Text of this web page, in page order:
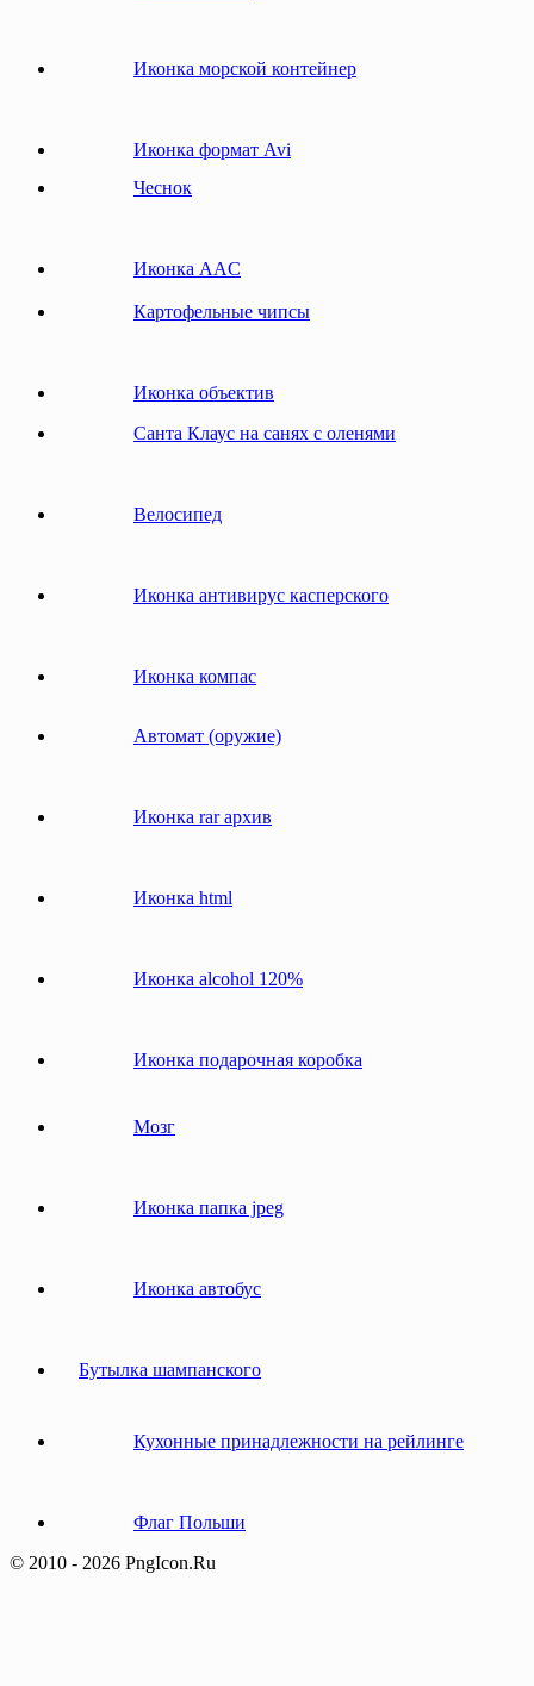
Иконка морской контейнер
Иконка формат Avi
Чеснок
Иконка AAC
Картофельные чипсы
Иконка объектив
Санта Клаус на санях с оленями
Велосипед
Иконка антивирус касперского
Иконка компас
Автомат (оружие)
Иконка rar архив
Иконка html
Иконка alcohol 120%
Иконка подарочная коробка
Мозг
Иконка папка jpeg
Иконка автобус
Бутылка шампанского
Кухонные принадлежности на рейлинге
Флаг Польши
© 2010 - 2026 PngIcon.Ru